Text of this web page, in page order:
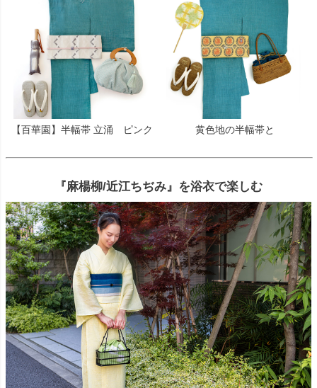
【百華園】半幅帯 立涌 ピンク 黄色地の半幅帯と
『麻楊柳/近江ちぢみ』を浴衣で楽しむ